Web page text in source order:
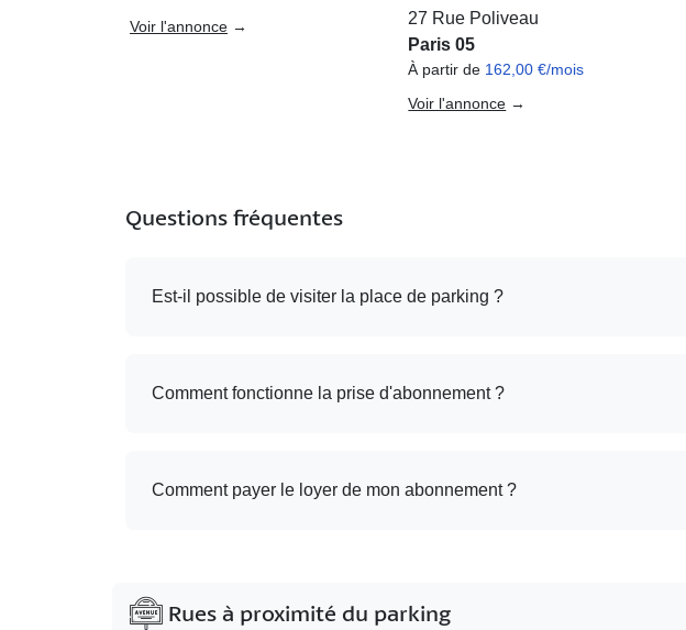
Voir l'annonce →
27 Rue Poliveau
Paris 05
À partir de 162,00 €/mois
Voir l'annonce →
Questions fréquentes
Est-il possible de visiter la place de parking ?
Comment fonctionne la prise d'abonnement ?
Comment payer le loyer de mon abonnement ?
Rues à proximité du parking